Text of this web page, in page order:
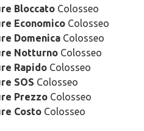
Bloccato Colosseo
Economico Colosseo
Domenica Colosseo
Notturno Colosseo
Rapido Colosseo
SOS Colosseo
Prezzo Colosseo
Costo Colosseo